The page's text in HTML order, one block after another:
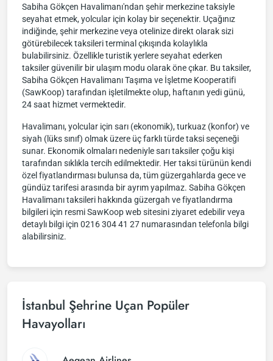
Sabiha Gökçen Havalimanı'ndan şehir merkezine taksiyle
seyahat etmek, yolcular için kolay bir seçenektir. Uçağınız
indiğinde, şehir merkezine veya otelinize direkt olarak sizi
götürebilecek taksileri terminal çıkışında kolaylıkla
bulabilirsiniz. Özellikle turistik yerlere seyahat ederken
taksiler güvenilir bir ulaşım modu olarak öne çıkar. Bu taksiler,
Sabiha Gökçen Havalimanı Taşıma ve İşletme Kooperatifi
(SawKoop) tarafından işletilmekte olup, haftanın yedi günü,
24 saat hizmet vermektedir.
Havalimanı, yolcular için sarı (ekonomik), turkuaz (konfor) ve
siyah (lüks sınıf) olmak üzere üç farklı türde taksi seçeneği
sunar. Ekonomik olmaları nedeniyle sarı taksiler çoğu kişi
tarafından sıklıkla tercih edilmektedir. Her taksi türünün kendi
özel fiyatlandırması bulunsa da, tüm güzergahlarda gece ve
gündüz tarifesi arasında bir ayrım yapılmaz. Sabiha Gökçen
Havalimanı taksileri hakkında güzergah ve fiyatlandırma
bilgileri için resmi SawKoop web sitesini ziyaret edebilir veya
detaylı bilgi için 0216 304 41 27 numarasından telefonla bilgi
alabilirsiniz.
İstanbul Şehrine Uçan Popüler
Havayolları